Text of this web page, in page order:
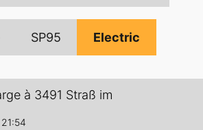
SP95 Electric
à 3491 Straß im